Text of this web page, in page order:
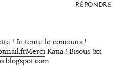
RÉPONDRE
! Je tente le concours !
Katia ! Bisous !xx